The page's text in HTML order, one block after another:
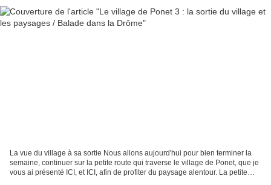
La vue du village à sa sortie Nous allons aujourd'hui pour bien terminer la
semaine, continuer sur la petite route qui traverse le village de Ponet, que je
vous ai présenté ICI, et ICI, afin de profiter du paysage alentour. La petite